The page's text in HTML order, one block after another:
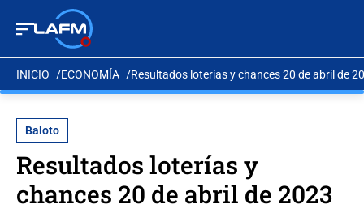
INICIO ECONOMÍA Resultados loterías y chances 20 de abril de
Baloto
Resultados loterías y
chances 20 de abril de 2023